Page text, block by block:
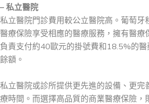
– 私立醫院
私立醫院門診費用較公立醫院高。葡萄牙
醫療保險享受相應的醫療服務，擁有醫療
負責支付約40歐元的掛號費和18.5%的
餘額。
私立醫院或診所提供更先進的設備、更完
療時間。而選擇高品質的商業醫療保險，